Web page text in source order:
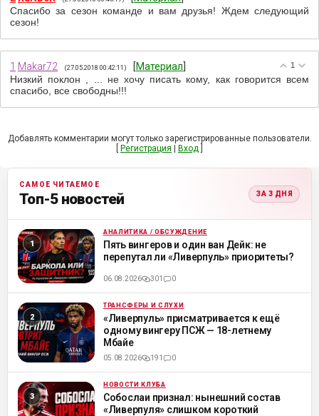
Спасибо за сезон команде и вам друзья! Ждем следующий
сезон!
1
1 Makar72 (27.05.2018 00:42:11) [Материал
Низкий поклон , ... не хочу писать кому, как говорится всем
спасибо, все свободны!!!
Добавлять комментарии могут только зарегистрированные пользователи.
Регистрация Вход
САМОЕ ЧИТАЕМОЕ
Топ-5 новостей ЗА 3 ДНЯ
ML АНАЛИТИКА / ОБСУЖДЕНИЕ
Пять вингеров и один ван Дейк: не
перепутал ли «Ливерпуль» приоритеты?
06.08.2026 301 0
ML ТРАНСФЕРЫ И СЛУХИ
«Ливерпуль» присматривается к ещё
одному вингеру ПСЖ — 18-летнему
Мбайе
05.08.2026 191 0
ML НОВОСТИ КЛУБА
Собослаи признал: нынешний состав
«Ливерпуля» слишком короткий